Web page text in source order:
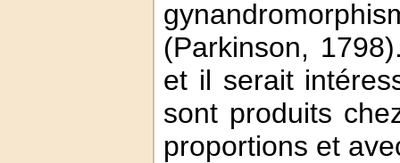
(Parkinson,
et il serait
sont produits
proportions et